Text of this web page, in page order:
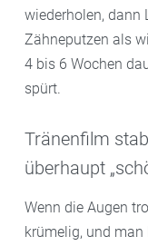
wiederholen, dann
Zähneputzen als
4 bis 6 Wochen
spürt.
Tränenfilm
überhaupt
Wenn die Augen
krümelig, und